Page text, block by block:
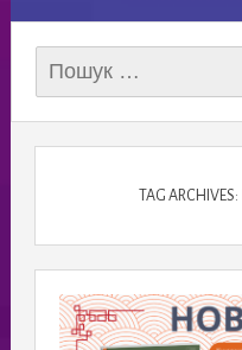
Пошук:
TAG